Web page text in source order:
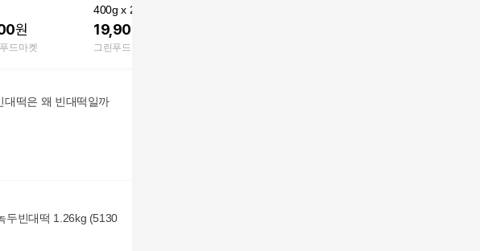
원
드마켓
400g x 2팩 간편조리
녹두전 부침개
19,900
그린푸드마켓
대떡은 왜 빈대떡일까
두빈대떡 1.26kg (5130